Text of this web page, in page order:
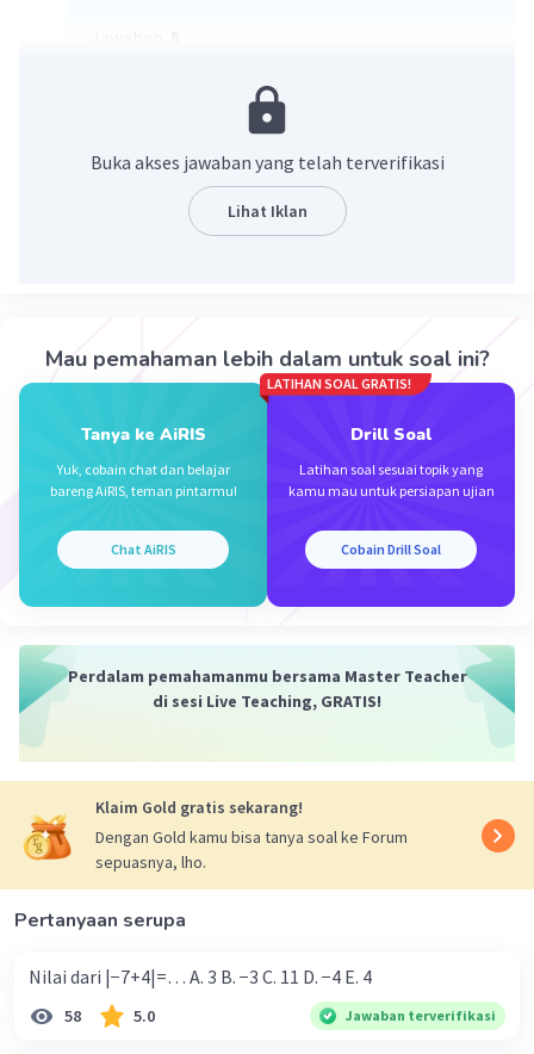
²log 1 + ²log 32 = ²log (1×2
= 5
Beri Rating· 0 ) Balas
Iklan
Buka akses jawaban yang telah terverifikasi
Lihat Iklan
Mau pemahaman lebih dalam untuk soal ini?
Tanya ke AiRIS
Yuk, cobain chat dan belajar
bareng AiRIS, teman pintarmu!
Chat AiRIS
LATIHAN SOAL GRATIS!
Drill Soal
Latihan soal sesuai topik yang
kamu mau untuk persiapan ujian
Cobain Drill Soal
Perdalam pemahamanmu bersama Master Teacher
di sesi Live Teaching, GRATIS!
Klaim Gold gratis sekarang!
Dengan Gold kamu bisa tanya soal ke Forum
sepuasnya, lho.
Pertanyaan serupa
Nilai dari |−7+4|=… A. 3 B. −3 C. 11 D. −4 E. 4
58 5.0 Jawaban terverifikasi